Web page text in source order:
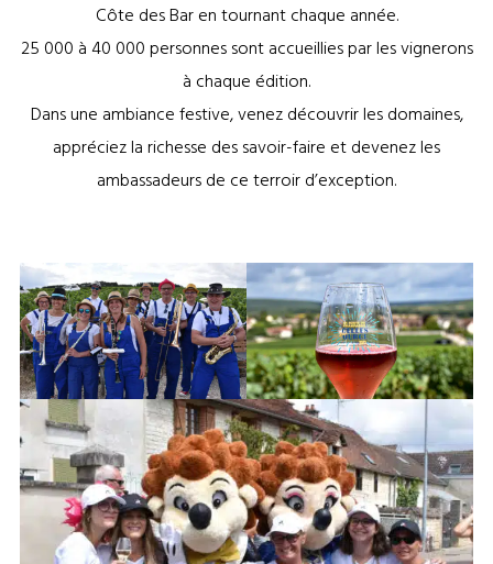
Côte des Bar en tournant chaque année.
25 000 à 40 000 personnes sont accueillies par les vignerons
à chaque édition.
Dans une ambiance festive, venez découvrir les domaines,
appréciez la richesse des savoir-faire et devenez les
ambassadeurs de ce terroir d’exception.
Route du Champagne en Fête
2023 ©Amélie Girou/OT Côte
des Bar
Route du Champagne en Fête
2023 © OT Côte des Bar, Amélie
Girou